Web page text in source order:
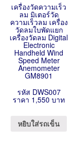
เครื่องวัดความเร็ว
ลม มิเตอร์วัด
ความเร็วลม เครื่อง
วัดลมใบพัดแยก
เครื่องวัดลม Digital
Electronic
Handheld Wind
Speed Meter
Anemometer
GM8901
รหัส DWS007
ราคา 1,550 บาท
หยิบใส่รถเข็น